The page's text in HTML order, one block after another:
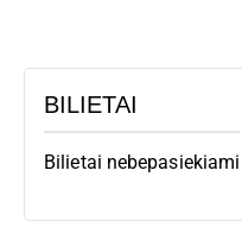
BILIETAI
Bilietai nebepasiekiami